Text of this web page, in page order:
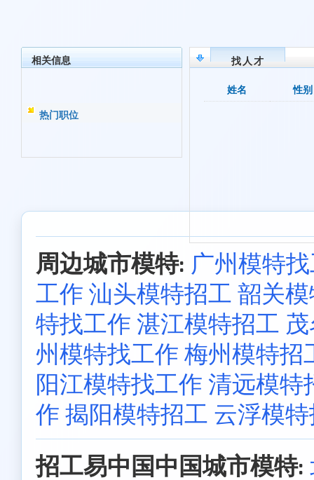
相关信息
热门职位
找人才
姓名 性别
周边城市模特: 广州模特
工作 汕头模特招工 韶关
特找工作 湛江模特招工
州模特找工作 梅州模特招
阳江模特找工作 清远模特
作 揭阳模特招工 云浮模
招工易中国中国城市模特: